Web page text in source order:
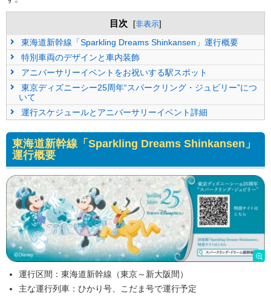
目次 [非表示]
東海道新幹線「Sparkling Dreams Shinkansen」運行概要
特別車両のデザインと車内装飾
アニバーサリーイベントをお祝いする駅スポット
東京ディズニーシー25周年“スパークリング・ジュビリー”につ
いて
運行スケジュールとアニバーサリーイベント詳細
東海道新幹線「Sparkling Dreams Shinkansen」
運行概要
運行区間：東海道新幹線（東京～新大阪間）
主な運行列車：ひかり号、こだま号で運行予定